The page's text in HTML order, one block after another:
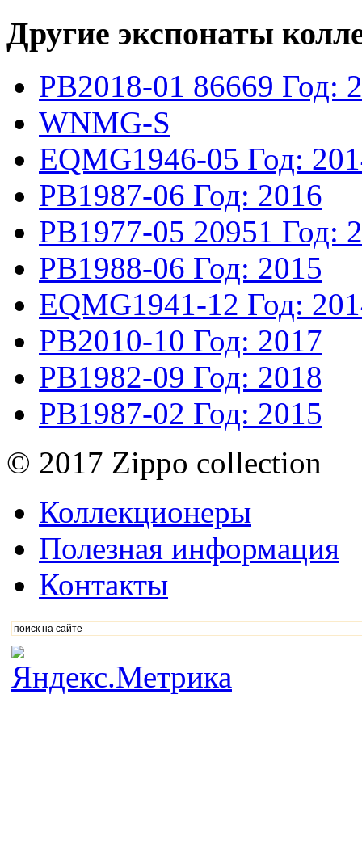
Другие экспонаты
PB2018-01 86669 Год:
WNMG-S
EQMG1946-05 Год:
PB1987-06 Год: 2016
PB1977-05 20951 Год:
PB1988-06 Год: 2015
EQMG1941-12 Год:
PB2010-10 Год: 2017
PB1982-09 Год: 2018
PB1987-02 Год: 2015
© 2017 Zippo collection
Коллекционеры
Полезная информация
Контакты